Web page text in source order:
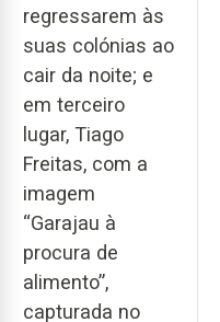
regressarem às
suas colónias ao
cair da noite; e
em terceiro
lugar, Tiago
Freitas, com a
imagem
“Garajau à
procura de
alimento”,
capturada no